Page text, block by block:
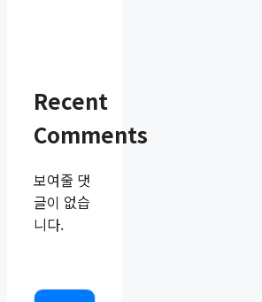
Recent
Comments
보여줄 댓
글이 없습
니다.